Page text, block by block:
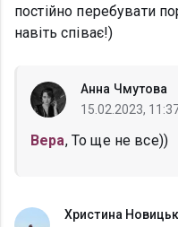
постійно перебувати
навіть співає!)
Анна Чмутова
15.02.2023,
Вера, То ще не все))
Христина